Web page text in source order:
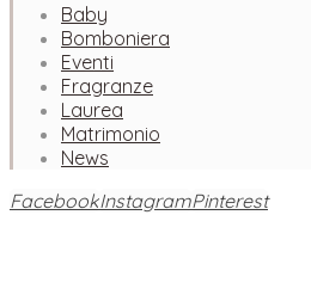
Baby
Bomboniera
Eventi
Fragranze
Laurea
Matrimonio
News
FacebookInstagramPinterest